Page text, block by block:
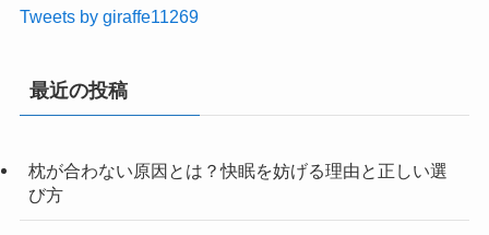
Tweets by giraffe11269
最近の投稿
枕が合わない原因とは？快眠を妨げる理由と正しい選
び方